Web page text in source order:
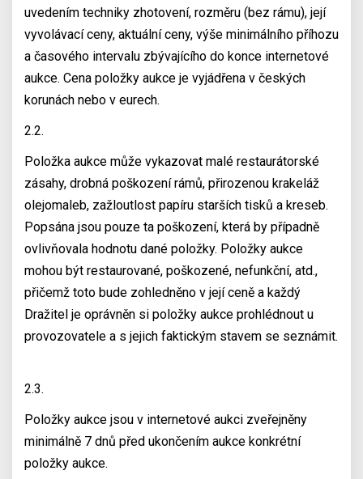
uvedením techniky zhotovení, rozměru (bez rámu), její
vyvolávací ceny, aktuální ceny, výše minimálního příhozu
a časového intervalu zbývajícího do konce internetové
aukce. Cena položky aukce je vyjádřena v českých
korunách nebo v eurech.
2.2.
Položka aukce může vykazovat malé restaurátorské
zásahy, drobná poškození rámů, přirozenou krakeláž
olejomaleb, zažloutlost papíru starších tisků a kreseb.
Popsána jsou pouze ta poškození, která by případně
ovlivňovala hodnotu dané položky. Položky aukce
mohou být restaurované, poškozené, nefunkční, atd.,
přičemž toto bude zohledněno v její ceně a každý
Dražitel je oprávněn si položky aukce prohlédnout u
provozovatele a s jejich faktickým stavem se seznámit.
2.3.
Položky aukce jsou v internetové aukci zveřejněny
minimálně 7 dnů před ukončením aukce konkrétní
položky aukce.